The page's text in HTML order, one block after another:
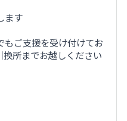
ます
ご支援を受け付けてお
換所までお越しください